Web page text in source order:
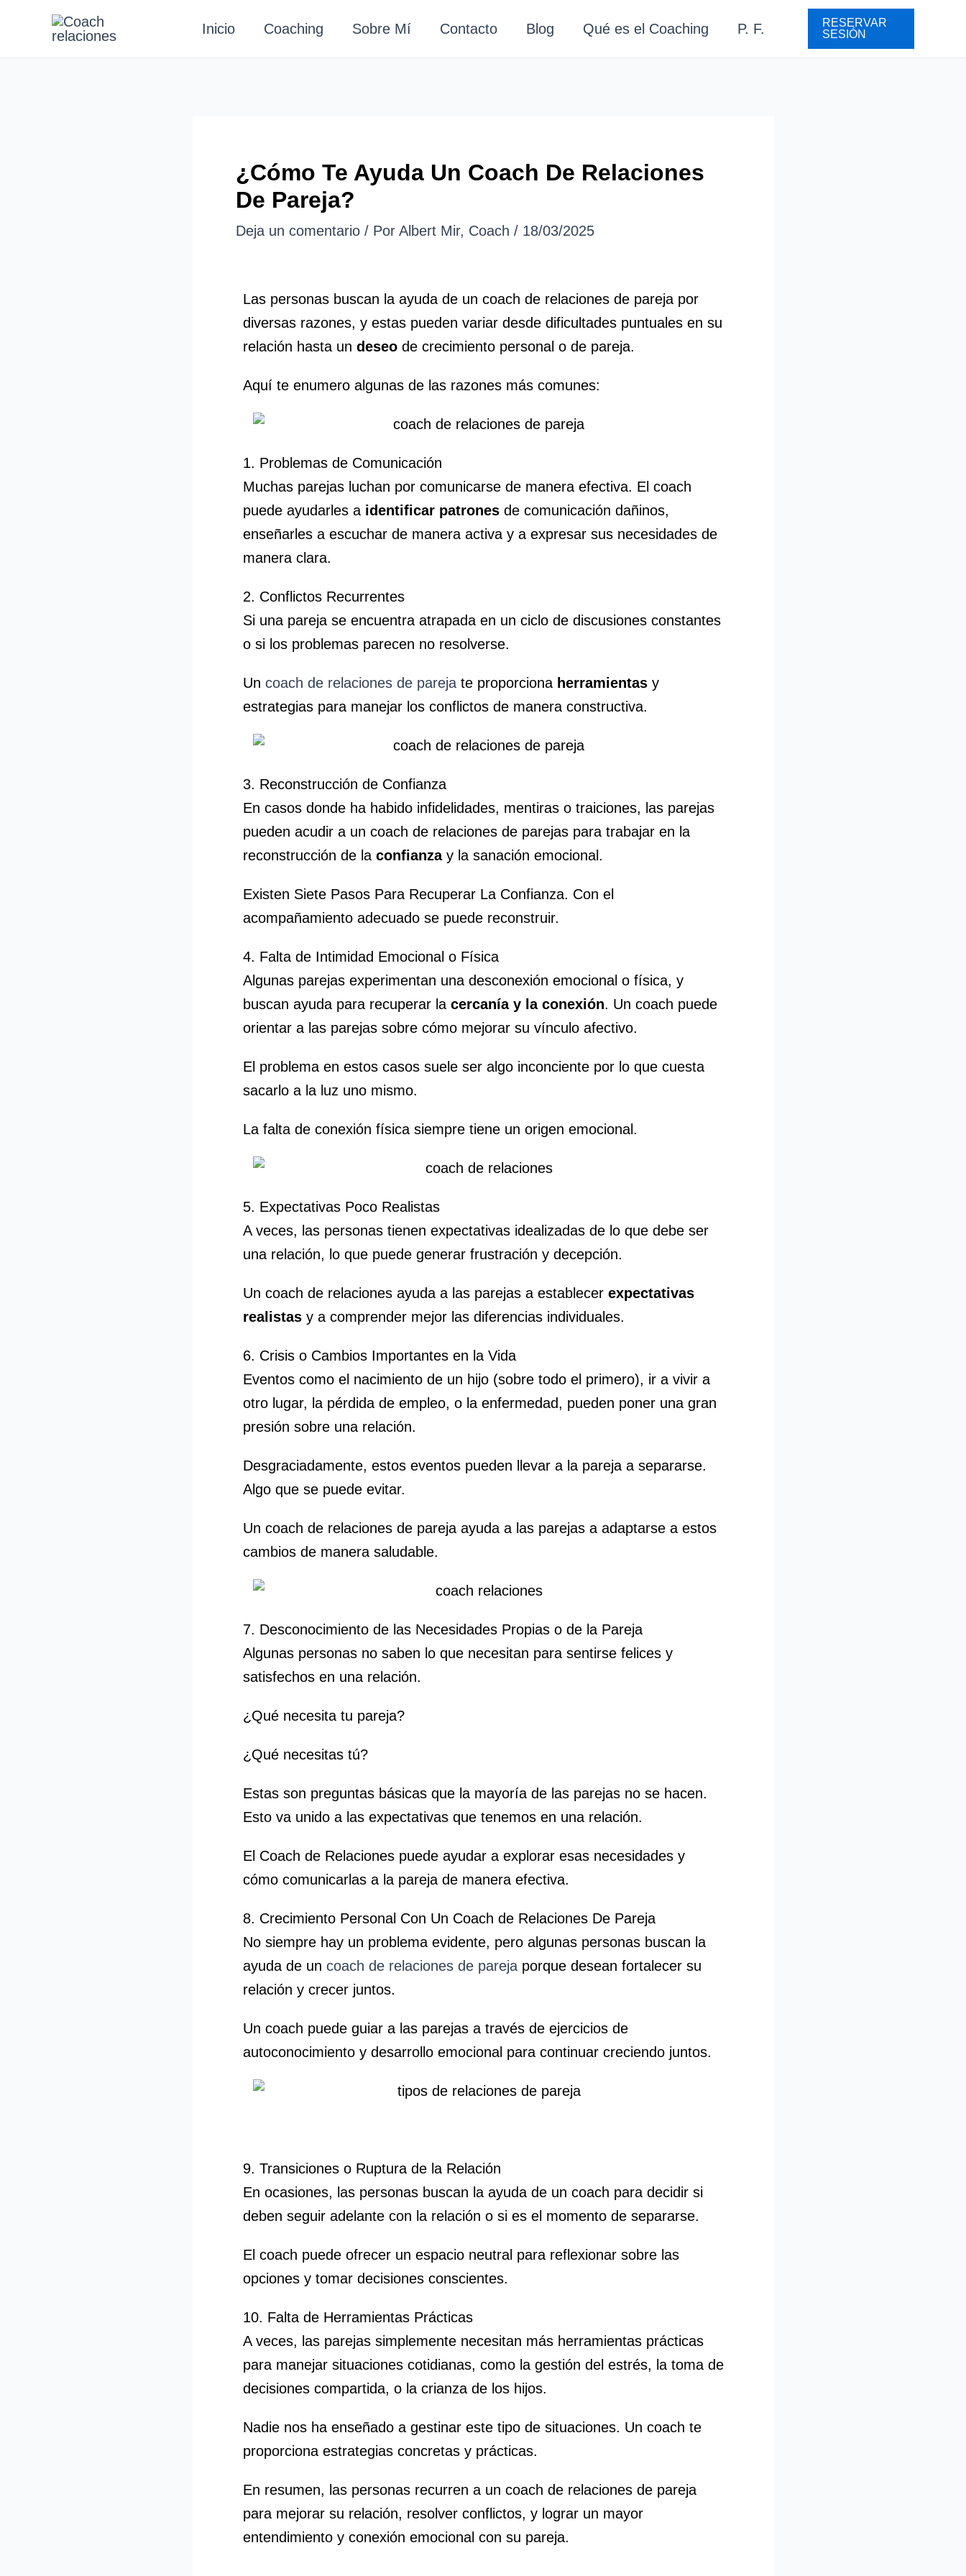
contenido
Inicio Coaching Sobre Mí Contacto Blog Qué es el Coaching P. F.
RESERVAR
SESIÓN
¿Cómo Te Ayuda Un Coach De Relaciones
De Pareja?
Deja un comentario / Por Albert Mir, Coach / 18/03/2025
Las personas buscan la ayuda de un coach de relaciones de pareja por
diversas razones, y estas pueden variar desde dificultades puntuales en su
relación hasta un deseode crecimiento personal o de pareja.
Aquí te enumero algunas de las razones más comunes:
1. Problemas de Comunicación
Muchas parejas luchan por comunicarse de manera efectiva. El coach
puede ayudarles a identificar patronesde comunicación dañinos,
enseñarles a escuchar de manera activa y a expresar sus necesidades de
manera clara.
2. Conflictos Recurrentes
Si una pareja se encuentra atrapada en un ciclo de discusiones constantes
o si los problemas parecen no resolverse.
Un coach de relaciones de parejate proporciona herramientasy
estrategias para manejar los conflictos de manera constructiva.
3. Reconstrucción de Confianza
En casos donde ha habido infidelidades, mentiras o traiciones, las parejas
pueden acudir a un coach de relaciones de parejas para trabajar en la
reconstrucción de la confianzay la sanación emocional.
Existen Siete Pasos Para Recuperar La Confianza. Con el
acompañamiento adecuado se puede reconstruir.
4. Falta de Intimidad Emocional o Física
Algunas parejas experimentan una desconexión emocional o física, y
buscan ayuda para recuperar la cercanía y la conexión. Un coach puede
orientar a las parejas sobre cómo mejorar su vínculo afectivo.
El problema en estos casos suele ser algo inconciente por lo que cuesta
sacarlo a la luz uno mismo.
La falta de conexión física siempre tiene un origen emocional.
5. Expectativas Poco Realistas
A veces, las personas tienen expectativas idealizadas de lo que debe ser
una relación, lo que puede generar frustración y decepción.
Un coach de relaciones ayuda a las parejas a establecer expectativas
realistasy a comprender mejor las diferencias individuales.
6. Crisis o Cambios Importantes en la Vida
Eventos como el nacimiento de un hijo (sobre todo el primero), ir a vivir a
otro lugar, la pérdida de empleo, o la enfermedad, pueden poner una gran
presión sobre una relación.
Desgraciadamente, estos eventos pueden llevar a la pareja a separarse.
Algo que se puede evitar.
Un coach de relaciones de pareja ayuda a las parejas a adaptarse a estos
cambios de manera saludable.
7. Desconocimiento de las Necesidades Propias o de la Pareja
Algunas personas no saben lo que necesitan para sentirse felices y
satisfechos en una relación.
¿Qué necesita tu pareja?
¿Qué necesitas tú?
Estas son preguntas básicas que la mayoría de las parejas no se hacen.
Esto va unido a las expectativas que tenemos en una relación.
El Coach de Relaciones puede ayudar a explorar esas necesidades y
cómo comunicarlas a la pareja de manera efectiva.
8. Crecimiento Personal Con Un Coach de Relaciones De Pareja
No siempre hay un problema evidente, pero algunas personas buscan la
ayuda de un coach de relaciones de parejaporque desean fortalecer su
relación y crecer juntos.
Un coach puede guiar a las parejas a través de ejercicios de
autoconocimiento y desarrollo emocional para continuar creciendo juntos.
9. Transiciones o Ruptura de la Relación
En ocasiones, las personas buscan la ayuda de un coach para decidir si
deben seguir adelante con la relación o si es el momento de separarse.
El coach puede ofrecer un espacio neutral para reflexionar sobre las
opciones y tomar decisiones conscientes.
10. Falta de Herramientas Prácticas
A veces, las parejas simplemente necesitan más herramientas prácticas
para manejar situaciones cotidianas, como la gestión del estrés, la toma de
decisiones compartida, o la crianza de los hijos.
Nadie nos ha enseñado a gestinar este tipo de situaciones. Un coach te
proporciona estrategias concretas y prácticas.
En resumen, las personas recurren a un coach de relaciones de pareja
para mejorar su relación, resolver conflictos, y lograr un mayor
entendimiento y conexión emocional con su pareja.